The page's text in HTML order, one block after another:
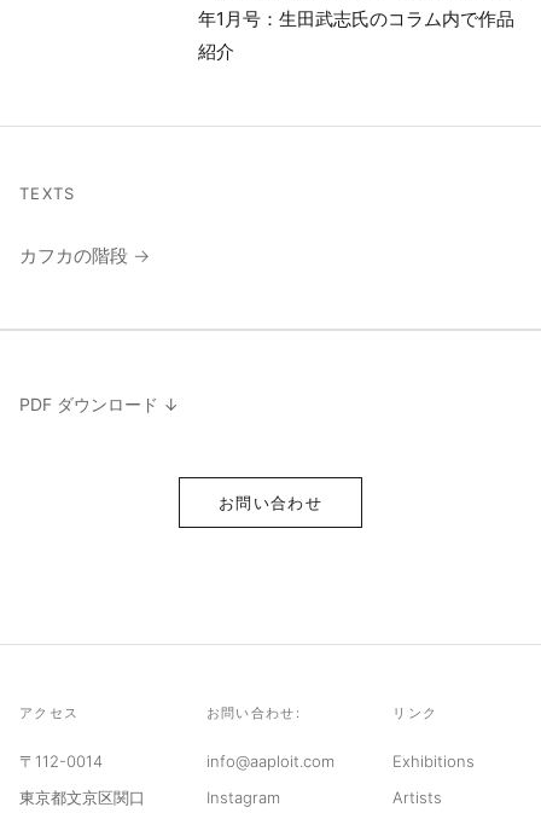
年1月号：生田武志氏のコラム内で作品
紹介
TEXTS
カフカの階段 →
PDF ダウンロード ↓
お問い合わせ
アクセス
〒112-0014
東京都文京区関口
お問い合わせ:
info@aaploit.com
Instagram
リンク
Exhibitions
Artists